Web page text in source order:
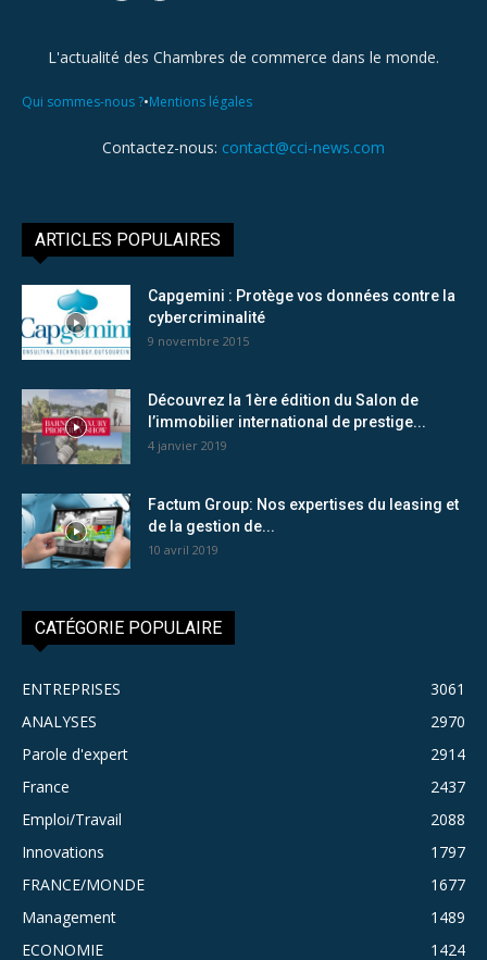
L'actualité des Chambres de commerce dans le monde.
Qui sommes-nous ?•Mentions légales
Contactez-nous: contact@cci-news.com
ARTICLES POPULAIRES
Capgemini : Protège vos données contre la
cybercriminalité
9 novembre 2015
Découvrez la 1ère édition du Salon de
l’immobilier international de prestige...
4 janvier 2019
Factum Group: Nos expertises du leasing et
de la gestion de...
10 avril 2019
CATÉGORIE POPULAIRE
ENTREPRISES
3061
ANALYSES
2970
Parole d'expert
2914
France
2437
Emploi/Travail
2088
Innovations
1797
FRANCE/MONDE
1677
Management
1489
ECONOMIE
1424